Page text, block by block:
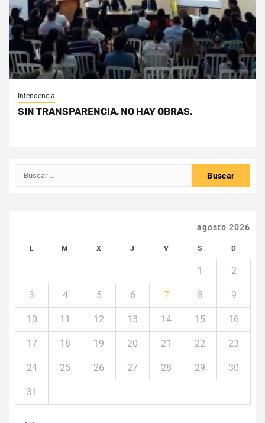
Intendencia
SIN TRANSPARENCIA, NO HAY OBRAS.
Buscar:
agosto 2026
L M X J V S D
1 2
3 4 5 6 7 8 9
10 11 12 13 14 15 16
17 18 19 20 21 22 23
24 25 26 27 28 29 30
31